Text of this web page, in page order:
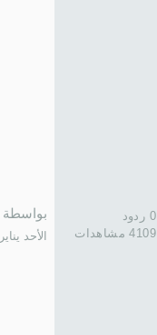
0 ردود
4109 مشاهدات
بواسطة
الأحد يناير 18, 2026 1:36 am